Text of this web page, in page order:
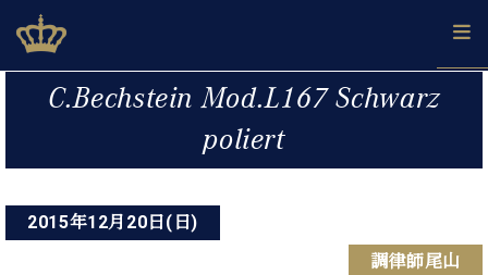
to
content
ベヒシュタインジャパン公式サイト
BECHSTEIN JAPAN Official Site
ベ
シ
ュ
展
ュ
タ
の
名
ガ
会
タ
報
C.Bechstein Mod.L167 Schwarz
poliert
2015年12月20日(日)
調律師尾山
ゲ